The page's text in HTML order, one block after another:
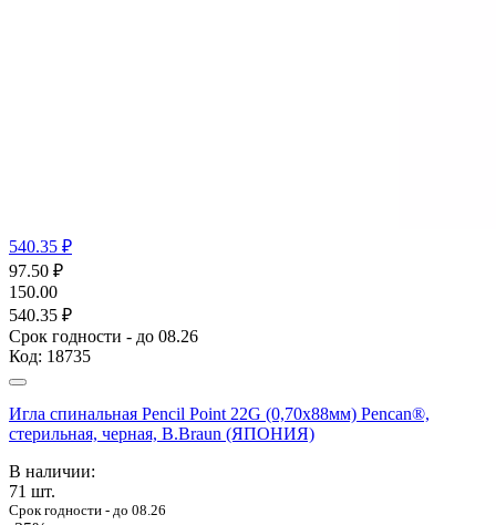
540.35 ₽
97.50 ₽
150.00
540.35 ₽
Срок годности - до 08.26
Код: 18735
Игла спинальная Pencil Point 22G (0,70х88мм) Pencan®,
стерильная, черная, B.Braun (ЯПОНИЯ)
В наличии:
71 шт.
Срок годности - до 08.26